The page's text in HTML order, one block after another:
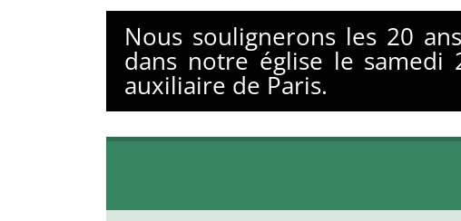
Nous soulignerons les 20
dans notre église le samedi
auxiliaire de Paris.